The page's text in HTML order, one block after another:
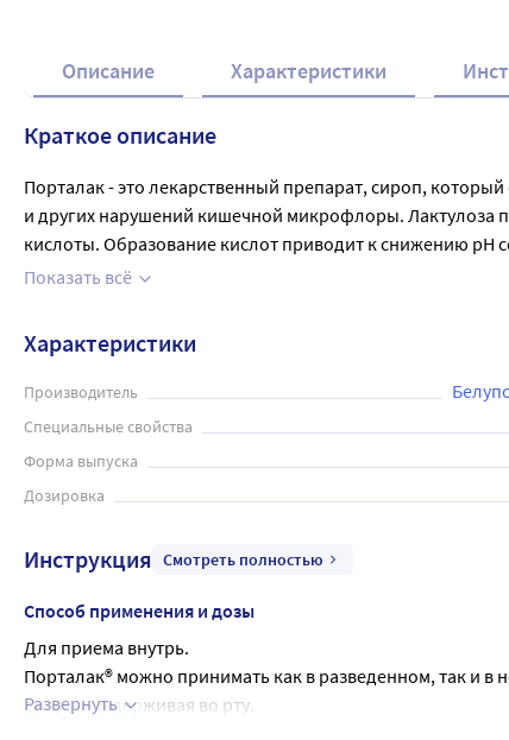
Описание Характеристики
Краткое описание
Порталак - это лекарственный препарат, сироп,
и других нарушений кишечной микрофлоры. Лактулоза
кислоты. Образование кислот приводит к снижению pH
и упакован в картонную коробку. Препарат принимается
Показать всё
Характеристики
Производитель
Специальные свойства
Форма выпуска
Дозировка
Инструкция Смотреть полностью
Способ применения и дозы
Для приема внутрь.
Порталак® можно принимать как в разведенном, так и
дозу, не задерживая во рту.
Развернуть